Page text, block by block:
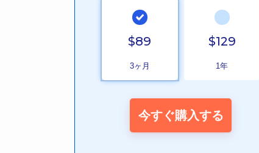
$89
3ヶ月
$129
1年
今すぐ購入する